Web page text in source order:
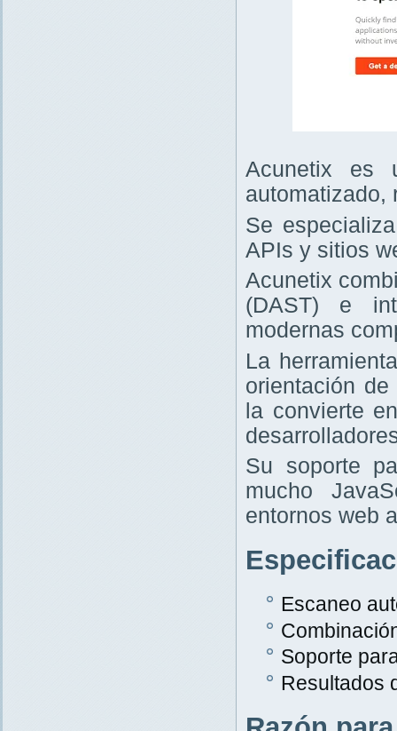
Acunetix es
automatizado,
Se
APIs y sitios
Acunetix
(DAST) e
modernas
La
orientación
la convierte
Su soporte
mucho
entornos web
Escaneo
Soporte
Resultados